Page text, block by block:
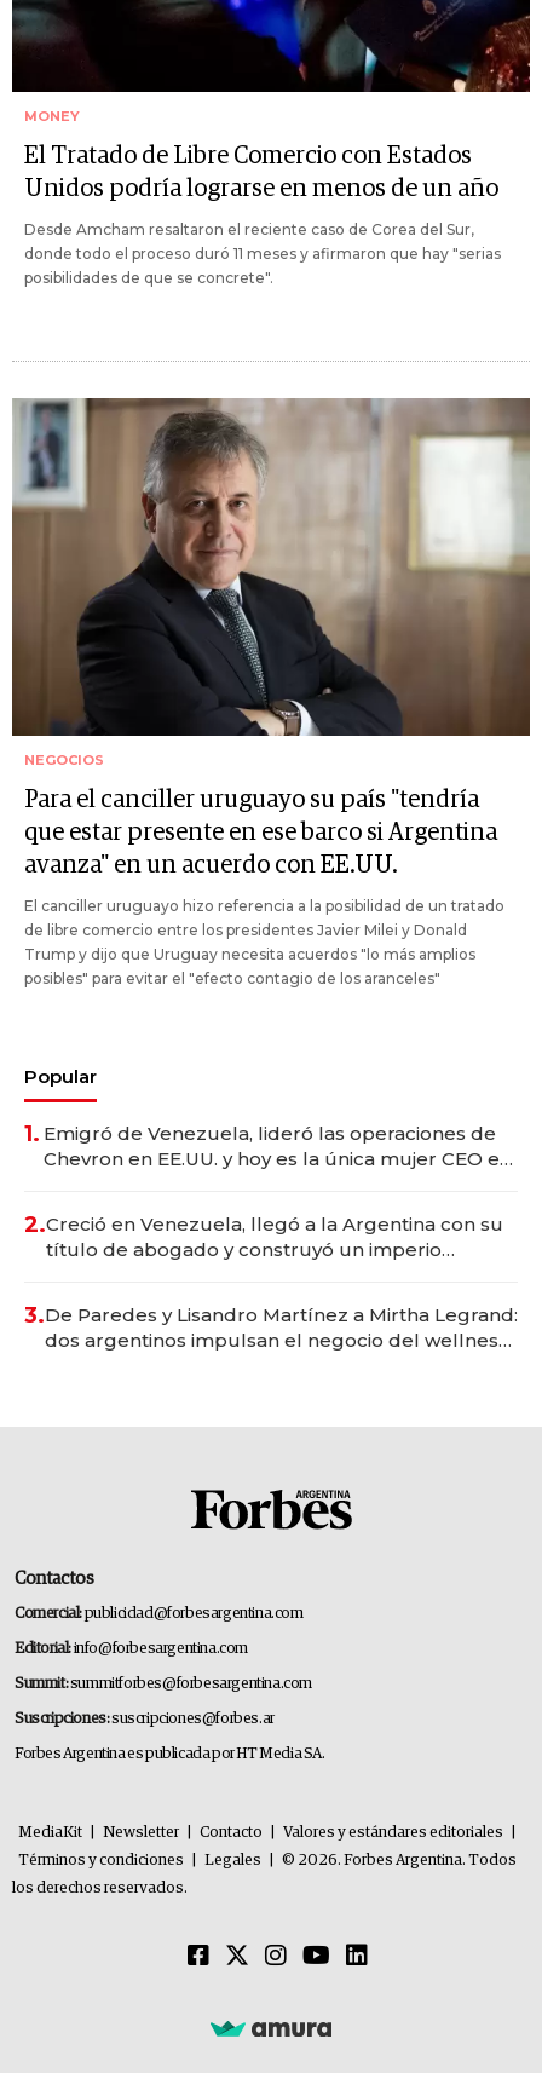
MONEY
El Tratado de Libre Comercio con Estados
Unidos podría lograrse en menos de un año
Desde Amcham resaltaron el reciente caso de Corea del Sur,
donde todo el proceso duró 11 meses y afirmaron que hay "serias
posibilidades de que se concrete".
NEGOCIOS
Para el canciller uruguayo su país "tendría
que estar presente en ese barco si Argentina
avanza" en un acuerdo con EE.UU.
El canciller uruguayo hizo referencia a la posibilidad de un tratado
de libre comercio entre los presidentes Javier Milei y Donald
Trump y dijo que Uruguay necesita acuerdos "lo más amplios
posibles" para evitar el "efecto contagio de los aranceles"
Popular
1. Emigró de Venezuela, lideró las operaciones de
Chevron en EE.UU. y hoy es la única mujer CEO en
2.Creció en Venezuela, llegó a la Argentina con su
título de abogado y construyó un imperio
3.De Paredes y Lisandro Martínez a Mirtha Legrand:
dos argentinos impulsan el negocio del wellness
Contactos
Comercial:publicidad@forbesargentina.com
Editorial:info@forbesargentina.com
Summit:summitforbes@forbesargentina.com
Suscripciones:suscripciones@forbes.ar
Forbes Argentina es publicada por HT Media SA.
MediaKit Newsletter Contacto Valores y estándares editoriales
Términos y condiciones
Legales
© 2026. Forbes Argentina. Todos
los derechos reservados.